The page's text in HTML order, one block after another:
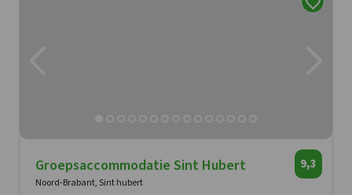
Groepsaccommodatie Sint Hubert
Noord-Brabant, Sint hubert
9,3